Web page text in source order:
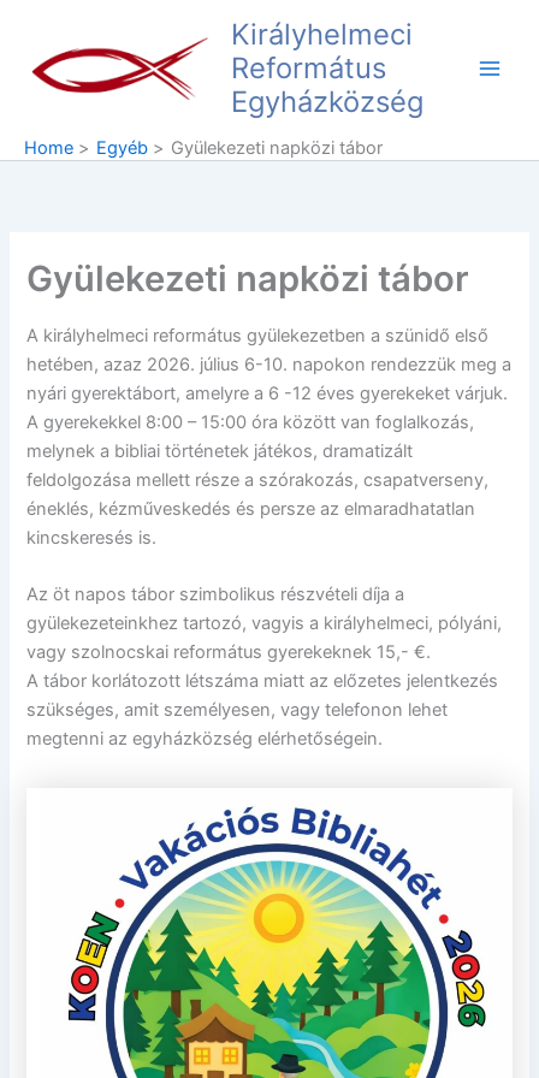
content
Királyhelmeci
Református
Egyházközség
Home Egyéb Gyülekezeti napközi tábor
Gyülekezeti napközi tábor
A királyhelmeci református gyülekezetben a szünidő első
hetében, azaz 2026. július 6-10. napokon rendezzük meg a
nyári gyerektábort, amelyre a 6 -12 éves gyerekeket várjuk.
A gyerekekkel 8:00 – 15:00 óra között van foglalkozás,
melynek a bibliai történetek játékos, dramatizált
feldolgozása mellett része a szórakozás, csapatverseny,
éneklés, kézműveskedés és persze az elmaradhatatlan
kincskeresés is.
Az öt napos tábor szimbolikus részvételi díja a
gyülekezeteinkhez tartozó, vagyis a királyhelmeci, pólyáni,
vagy szolnocskai református gyerekeknek 15,- €.
A tábor korlátozott létszáma miatt az előzetes jelentkezés
szükséges, amit személyesen, vagy telefonon lehet
megtenni az egyházközség elérhetőségein.